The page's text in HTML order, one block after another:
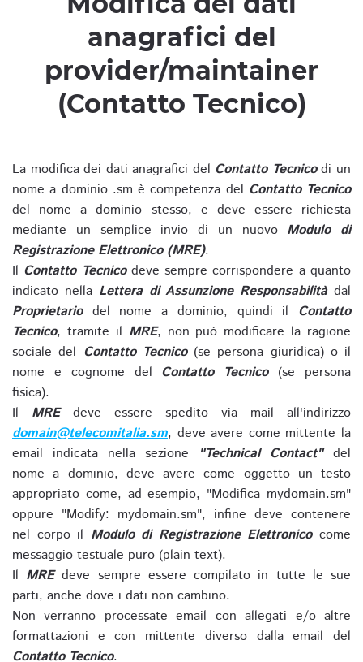
anagrafici del
provider/maintainer
(Contatto Tecnico)
La modifica dei dati anagrafici del Contatto Tecnicodi un
nome a dominio .sm è competenza del Contatto Tecnico
del nome a dominio stesso, e deve essere richiesta
mediante un semplice invio di un nuovo Modulo di
Registrazione Elettronico (MRE).
Il Contatto Tecnicodeve sempre corrispondere a quanto
indicato nella Lettera di Assunzione Responsabilitàdal
Proprietariodel nome a dominio, quindi il Contatto
Tecnico, tramite il MRE, non può modificare la ragione
sociale del Contatto Tecnico(se persona giuridica) o il
nome e cognome del Contatto Tecnico(se persona
fisica).
Il MREdeve essere spedito via mail all'indirizzo
domain@telecomitalia.sm, deve avere come mittente la
email indicata nella sezione
"Technical Contact"del
nome a dominio, deve avere come oggetto un testo
appropriato come, ad esempio, "Modifica mydomain.sm"
oppure "Modify: mydomain.sm", infine deve contenere
nel corpo il Modulo di Registrazione Elettronicocome
messaggio testuale puro (plain text).
Il MREdeve sempre essere compilato in tutte le sue
parti, anche dove i dati non cambino.
Non verranno processate email con allegati e/o altre
formattazioni e con mittente diverso dalla email del
Contatto Tecnico.